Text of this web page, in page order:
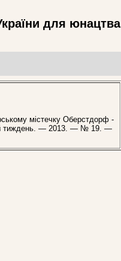
для юнацтва
містечку Оберстдорф -
тиждень. — 2013. — № 19. —